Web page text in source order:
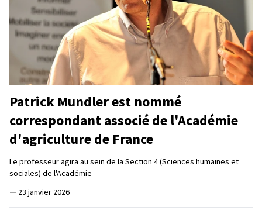
Patrick Mundler est nommé
correspondant associé de l'Académie
d'agriculture de France
Le professeur agira au sein de la Section 4 (Sciences humaines et
sociales) de l'Académie
— 23 janvier 2026